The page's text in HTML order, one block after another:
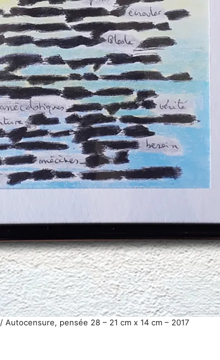
/ Autocensure, pensée 28 – 21 cm x 14 cm – 2017